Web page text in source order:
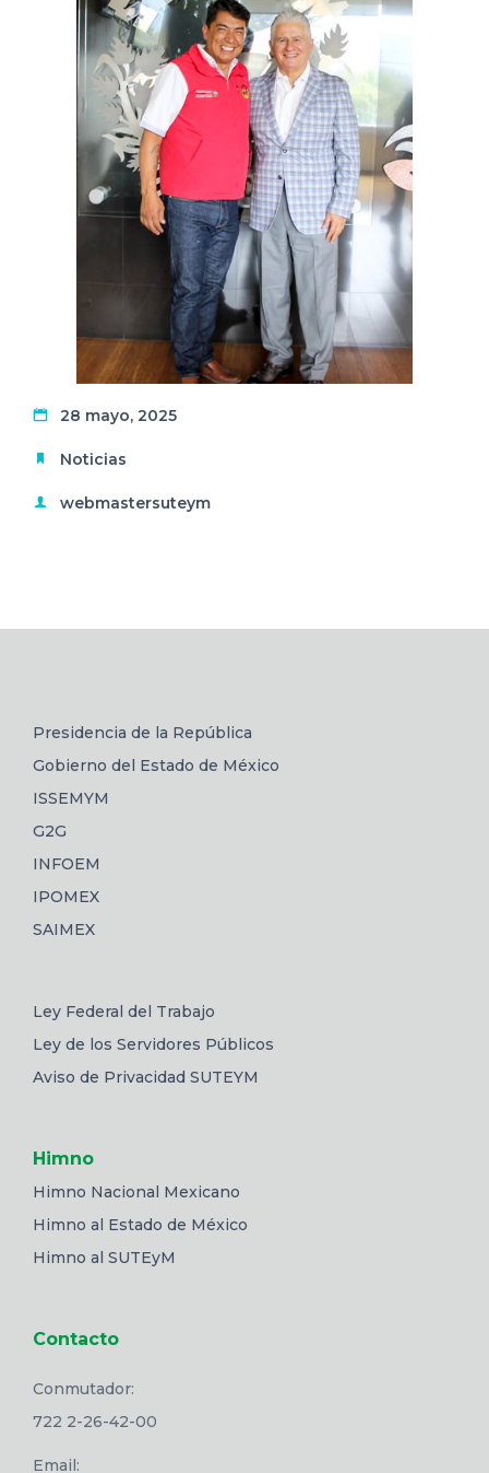
28 mayo, 2025
Noticias
webmastersuteym
Presidencia de la República
Gobierno del Estado de México
ISSEMYM
G2G
INFOEM
IPOMEX
SAIMEX
Ley Federal del Trabajo
Ley de los Servidores Públicos
Aviso de Privacidad SUTEYM
Himno
Himno Nacional Mexicano
Himno al Estado de México
Himno al SUTEyM
Contacto
Conmutador:
722 2-26-42-00
Email: